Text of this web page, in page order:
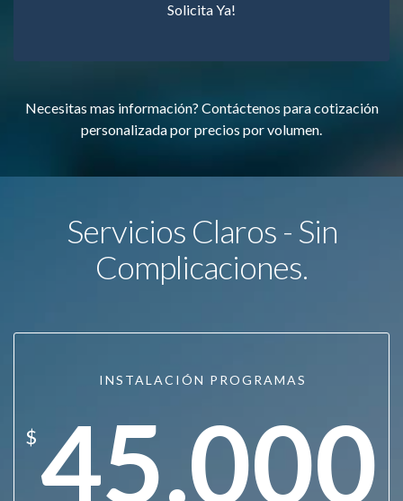
Solicita Ya!
Necesitas mas información? Contáctenos para cotización
personalizada por precios por volumen.
Servicios Claros - Sin
Complicaciones.
INSTALACIÓN PROGRAMAS
$45.000